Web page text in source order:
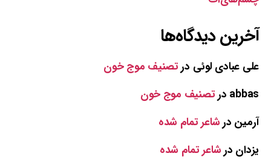
آخرین دیدگاه‌ها
علی عبادی لوئی درتصنیف موج خون
abbas درتصنیف موج خون
آرمین درشاعر تمام شده
یزدان درشاعر تمام شده